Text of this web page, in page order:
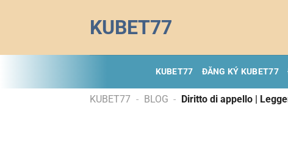
dung
KUBET77
KUBET77 ĐĂNG KÝ KUBET77
KUBET77 - BLOG - Diritto di appello |